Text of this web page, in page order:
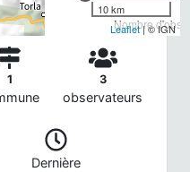
Nombre
10 km
Leaflet| © IGN
1 3
observateurs
Dernière